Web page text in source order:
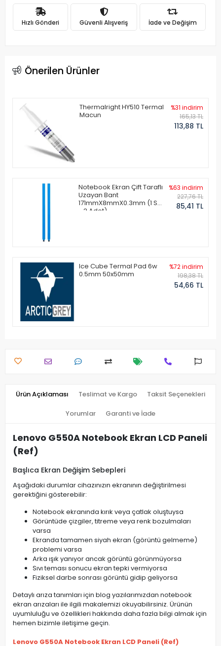
Hızlı Gönderi Güvenli Alışveriş İade ve Değişim
Önerilen Ürünler
Thermalright HY510 Termal
Macun
%31 indirim
165,13 TL
113,88 TL
Notebook Ekran Çift Taraflı
Uzayan Bant
171mmX8mmX0.3mm (1 Set
- 2 Adet)
%63 indirim
227,76 TL
85,41 TL
Ice Cube Termal Pad 6w
0.5mm 50x50mm
%72 indirim
198,38 TL
54,66 TL
Ürün Açıklaması Teslimat ve Kargo Taksit Seçenekleri
Yorumlar Garanti ve İade
Lenovo G550A Notebook Ekran LCD Paneli
(Ref)
Başlıca Ekran Değişim Sebepleri
Aşağıdaki durumlar cihazınızın ekranının değiştirilmesi
gerektiğini gösterebilir:
Notebook ekranında kırık veya çatlak oluştuysa
Görüntüde çizgiler, titreme veya renk bozulmaları
varsa
Ekranda tamamen siyah ekran (görüntü gelmeme)
problemi varsa
Arka ışık yanıyor ancak görüntü görünmüyorsa
Sıvı teması sonucu ekran tepki vermiyorsa
Fiziksel darbe sonrası görüntü gidip geliyorsa
Detaylı arıza tanımları için blog yazılarımızdan notebook
ekran arızaları ile ilgili makalemizi okuyabilirsiniz. Ürünün
uyumluluğu ve özellikleri hakkında daha fazla bilgi almak için
hemen bizimle iletişime geçin.
Lenovo G550A Notebook Ekran LCD Paneli (Ref)